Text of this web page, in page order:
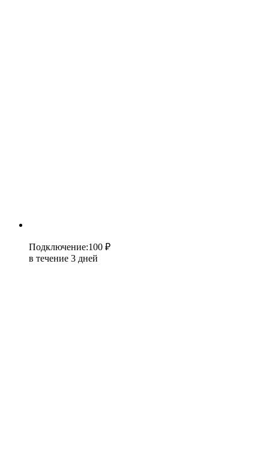
Подключение:100 ₽
в течение 3 дней